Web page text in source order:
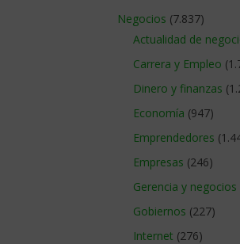
Negocios (7.837)
Actualidad de
Carrera y Empleo
Dinero y finanzas
Economía (947)
Emprendedores
Empresas (246)
Gerencia y negocios
Gobiernos (227)
Internet (276)